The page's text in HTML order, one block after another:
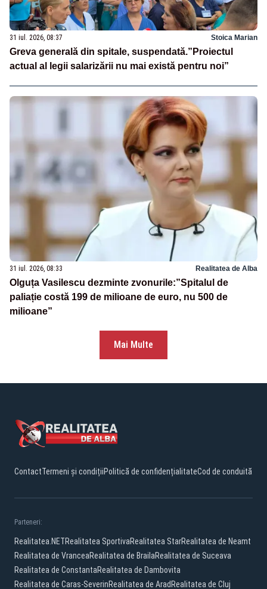
31 iul. 2026, 08:37 Stoica Marian
Greva generală din spitale, suspendată.”Proiectul
actual al legii salarizării nu mai există pentru noi”
31 iul. 2026, 08:33 Realitatea de Alba
Olguța Vasilescu dezminte zvonurile:”Spitalul de
paliație costă 199 de milioane de euro, nu 500 de
milioane”
Mai Multe
ContactTermeni și condițiiPolitică de confidențialitateCod de conduită
Parteneri:
Realitatea.NETRealitatea SportivaRealitatea StarRealitatea de Neamt
Realitatea de VranceaRealitatea de BrailaRealitatea de Suceava
Realitatea de ConstantaRealitatea de Dambovita
Realitatea de Caras-SeverinRealitatea de Arad Realitatea de Cluj